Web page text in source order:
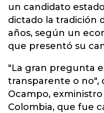
un candidato
dictado la tradición
años, según un
que presentó su
"La gran pregunta
transparente o no",
Ocampo,
Colombia, que fue